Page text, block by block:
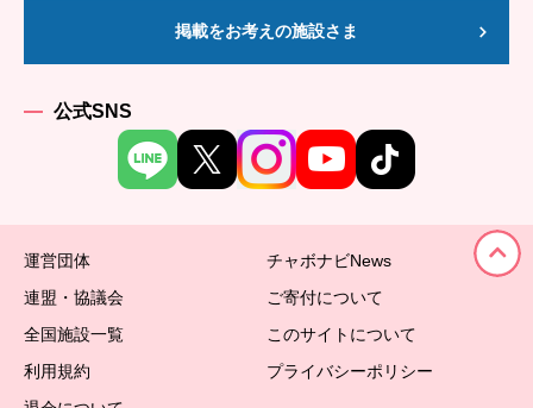
掲載をお考えの施設さま
公式SNS
運営団体
チャボナビNews
連盟・協議会
ご寄付について
全国施設一覧
このサイトについて
利用規約
プライバシーポリシー